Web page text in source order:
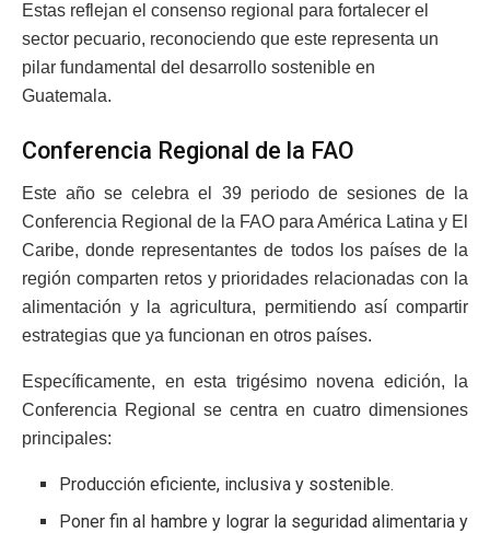
Estas reflejan el consenso regional para fortalecer el
sector pecuario, reconociendo que este representa un
pilar fundamental del desarrollo sostenible en
Guatemala.
Conferencia Regional de la FAO
Este año se celebra el 39 periodo de sesiones de la
Conferencia Regional de la FAO para América Latina y El
Caribe, donde representantes de todos los países de la
región comparten retos y prioridades relacionadas con la
alimentación y la agricultura, permitiendo así compartir
estrategias que ya funcionan en otros países.
Específicamente, en esta trigésimo novena edición, la
Conferencia Regional se centra en cuatro dimensiones
principales:
Producción eficiente, inclusiva y sostenible.
Poner fin al hambre y lograr la seguridad alimentaria y